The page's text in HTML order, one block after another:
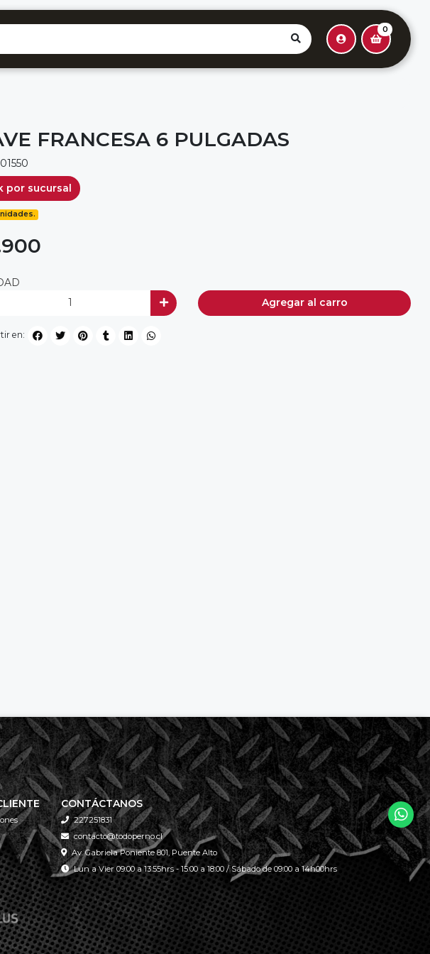
0
FRANCESA 6 PULGADAS
por sucursal
Agregar al carro
en:
CONTÁCTANOS
227251831
contacto@todoperno.cl
Av. Gabriela Poniente 801, Puente Alto
Lun a Vier 09:00 a 13:55hrs - 15:00 a 18:00 / Sábado de 09:00 a 14h00hrs